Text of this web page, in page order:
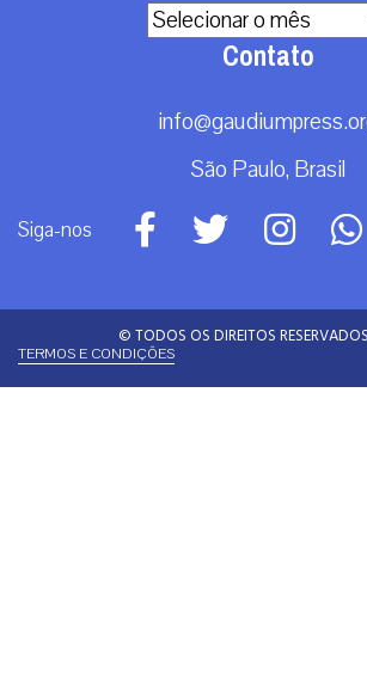
Arquivos
Contato
São Paulo, Brasil
Siga-nos
© TODOS OS DIREITOS
TERMOS E CONDIÇÕES